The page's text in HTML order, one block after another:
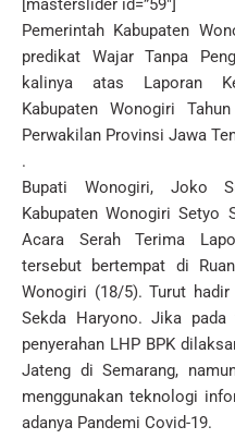
[masterslider id=”59″]
Pemerintah Kabupaten
predikat Wajar Tanpa
kalinya atas Laporan
Kabupaten Wonogiri
Perwakilan Provinsi Jawa
.
Bupati Wonogiri, Joko
Kabupaten Wonogiri Setyo
Acara Serah Terima
tersebut bertempat di
Wonogiri (18/5). Turut
Sekda Haryono. Jika pada
penyerahan LHP BPK
Jateng di Semarang,
menggunakan teknologi
adanya Pandemi Covid-19.